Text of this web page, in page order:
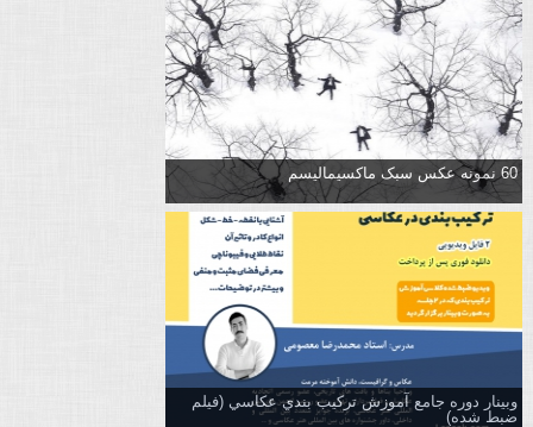
60 نمونه عکس سبک ماکسیمالیسم
وبینار دوره جامع آموزش تركيب بندي عكاسي (فیلم
ضبط شده)